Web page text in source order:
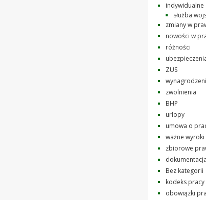
służba
zmiany w
nowości w
różności
ZUS
zwolnienia
BHP
urlopy
umowa o
ważne wyroki
zbiorowe
Bez kategorii
kodeks pracy
obowiązki